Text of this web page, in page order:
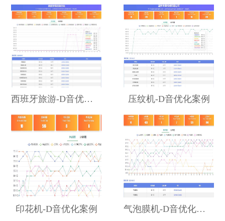
西班牙旅游-D音优化案例 压纹机-D音优化案例
印花机-D音优化案例 气泡膜机-D音优化案例